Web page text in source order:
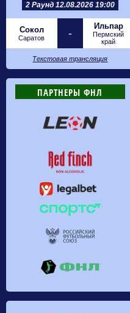
2 Раунд 12.08.2026 19:00
Сокол
Саратов -
Ильпар
Пермский
край
Текстовая трансляция
ПАРТНЕРЫ ФНЛ